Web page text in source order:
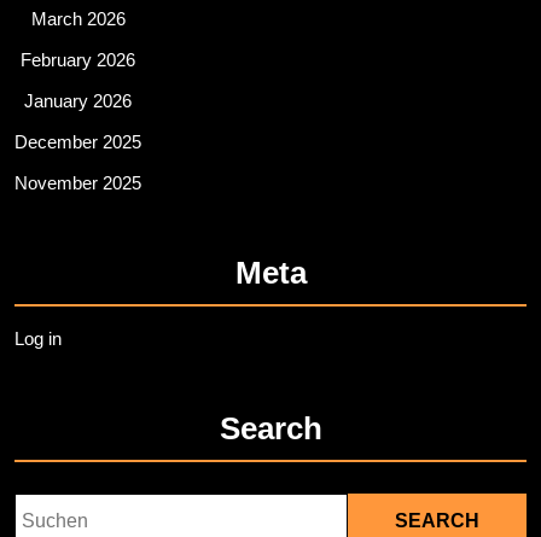
March 2026
February 2026
January 2026
December 2025
November 2025
Meta
Log in
Search